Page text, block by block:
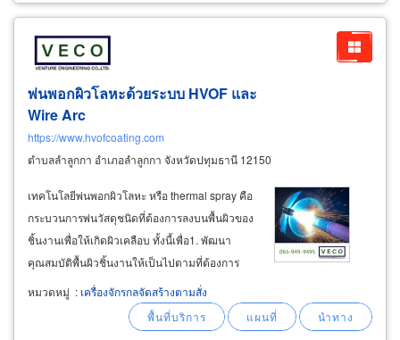
ทุกชิ้นงาน
พ่นพอกผิวโลหะด้วยระบบ HVOF และ
Wire Arc
https://www.hvofcoating.com
ตำบลลำลูกกา อำเภอลำลูกกา จังหวัดปทุมธานี 12150
เทคโนโลยีพ่นพอกผิวโลหะ หรือ thermal spray คือ
กระบวนการพ่นวัสดุชนิดที่ต้องการลงบนพื้นผิวของ
ชิ้นงานเพื่อให้เกิดผิวเคลือบ ทั้งนี้เพื่อ1. พัฒนา
คุณสมบัติพื้นผิวชิ้นงานให้เป็นไปตามที่ต้องการ
หรือ 2. คืนค่าให้แก่ชิ้นงานที่สึกหรอการพ่นพอกผิว
โลหะนี้สามารถนำไปใช้งานได้หลากหลายขึ้นอยู่
หมวดหมู่ : เครื่องจักรกลจัดสร้างตามสั่ง